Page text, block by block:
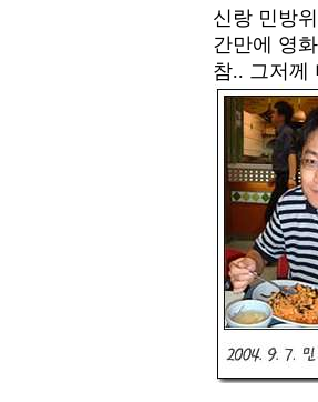
신랑 민방
간만에 영
참.. 그저께